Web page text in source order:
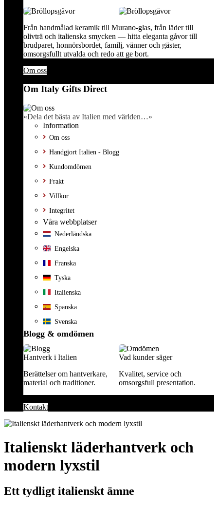
Från handmålad keramik till Murano-glas, från läder till
olivträ och italienska smycken — hitta eleganta gåvor till
brudparet, honnörsbordet, familj, vänner och gäster,
omsorgsfullt utvalda och redo att ge bort.
Om oss
Om Italy Gifts Direct
«Dela det bästa av Italien med världen…»
Information
Om oss
Handgjort Italien - Blogg
Kundomdömen
Frakt
Villkor
Integritet
Våra webbplatser
Nederländska
Engelska
Franska
Tyska
Italienska
Spanska
Svenska
Blogg & omdömen
Hantverk i Italien
Berättelser om hantverkare,
material och traditioner.
Vad kunder säger
Kvalitet, service och
omsorgsfull presentation.
Kontakt
Italienskt läderhantverk och
modern lyxstil
Ett tydligt italienskt ämne